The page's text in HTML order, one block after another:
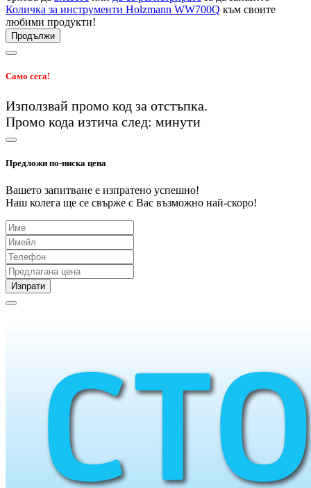
Количка за инструменти Holzmann WW700Q към своите
любими продукти!
Продължи
Само сега!
Използвай промо код за отстъпка.
Промо кода изтича след: минути
Предложи по-ниска цена
Вашето запитване е изпратено успешно!
Наш колега ще се свърже с Вас възможно най-скоро!
Изпрати